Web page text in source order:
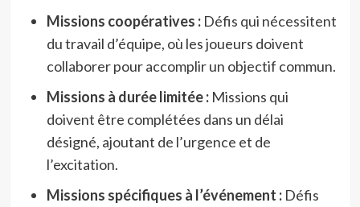
Missions coopératives :Défis qui nécessitent
du travail d’équipe, où les joueurs doivent
collaborer pour accomplir un objectif commun.
Missions à durée limitée :Missions qui
doivent être complétées dans un délai
désigné, ajoutant de l’urgence et de
l’excitation.
Missions spécifiques à l’événement :Défis